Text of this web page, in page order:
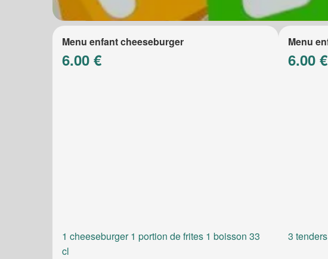
Menu enfant cheeseburger
6.00 €
1 cheeseburger 1 portion de frites 1 boisson 33
cl
Menu
6.00 €
3